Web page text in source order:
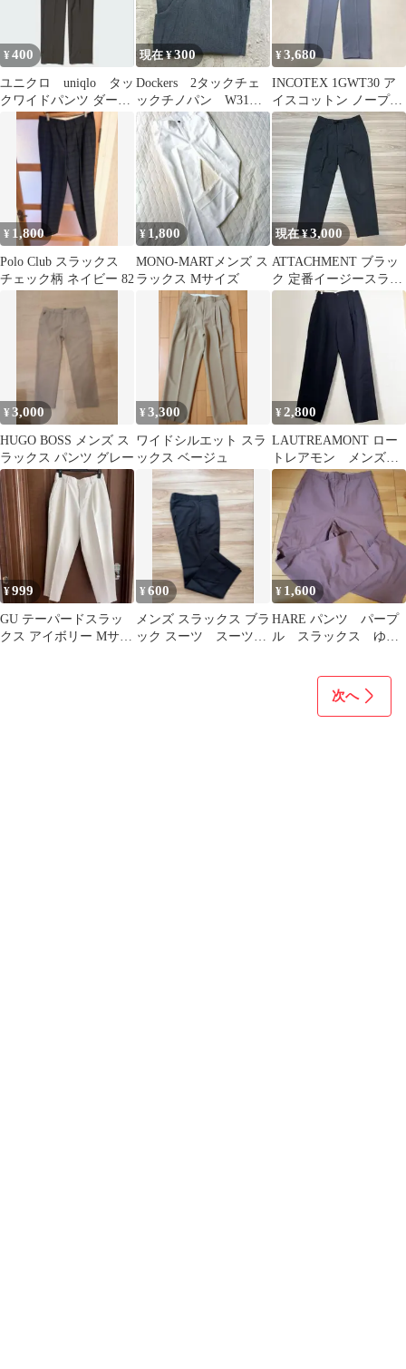
¥400
ユニクロ uniqlo タッ
クワイドパンツ ダーク
ブラウン
現在 ¥300
Dockers 2タックチェ
ックチノパン W31
L32 グレー 古着
¥3,680
INCOTEX 1GWT30 ア
イスコットン ノープリ
ーツテーパードパンツ
¥ 1,800
Polo Club スラックス
チェック柄 ネイビー 82
¥ 1,800
MONO-MARTメンズ ス
ラックス Мサイズ
現在 ¥3,000
ATTACHMENT ブラッ
ク 定番イージースラッ
クス
¥3,000
HUGO BOSS メンズ ス
ラックス パンツ グレー
¥3,300
ワイドシルエット スラ
ックス ベージュ
¥2,800
LAUTREAMONT ロー
トレアモン メンズ
パンツ ズボン 長ズ
ボン 黒 M
¥999
GU テーパードスラッ
クス アイボリー Mサイ
¥600
メンズ スラックス ブラ
ック スーツ スーツス
¥ 1,600
HARE パンツ パープ
ル スラックス ゆっ
次へ